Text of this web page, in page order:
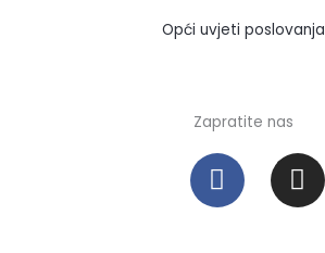
Opći uvjeti poslovanja
Zapratite nas
F
a
c
I
n
s